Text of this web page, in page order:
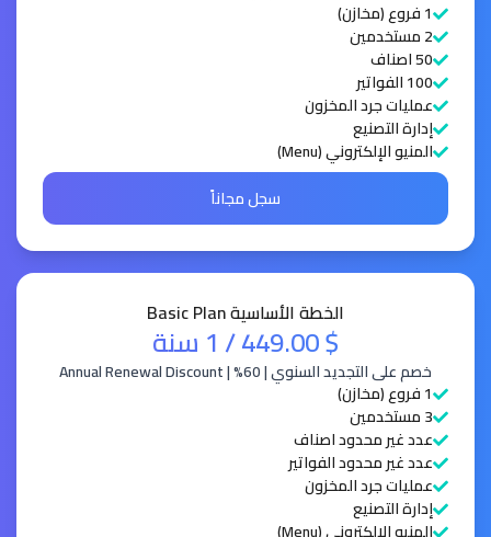
1 فروع (مخازن)
2 مستخدمين
50 اصناف
100 الفواتير
عمليات جرد المخزون
إدارة التصنيع
المنيو الإلكتروني (Menu)
سجل مجاناً
الخطة الأساسية Basic Plan
$ 449.00 / 1 سنة
خصم على التجديد السنوي | 60% | Annual Renewal Discount
1 فروع (مخازن)
3 مستخدمين
عدد غير محدود اصناف
عدد غير محدود الفواتير
عمليات جرد المخزون
إدارة التصنيع